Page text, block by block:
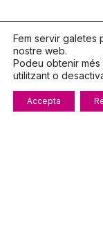
Fem servir galetes
nostre web.
Podeu obtenir
utilitzant o
Accepta